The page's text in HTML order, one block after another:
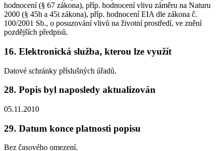
hodnocení (§ 67 zákona), příp. hodnocení vlivu záměru na Naturu
2000 (§ 45h a 45i zákona), příp. hodnocení EIA dle zákona č.
100/2001 Sb., o posuzování vlivů na životní prostředí, ve znění
pozdějších předpisů.
16. Elektronická služba, kterou lze využít
Datové schránky příslušných úřadů.
28. Popis byl naposledy aktualizován
05.11.2010
29. Datum konce platnosti popisu
Bez časového omezení.